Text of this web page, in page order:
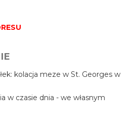
kolacja meze w St. Georges w
w czasie dnia - we własnym